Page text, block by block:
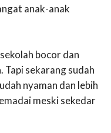
anak-anak
bocor dan
sekarang sudah
nyaman dan lebih
meski sekedar